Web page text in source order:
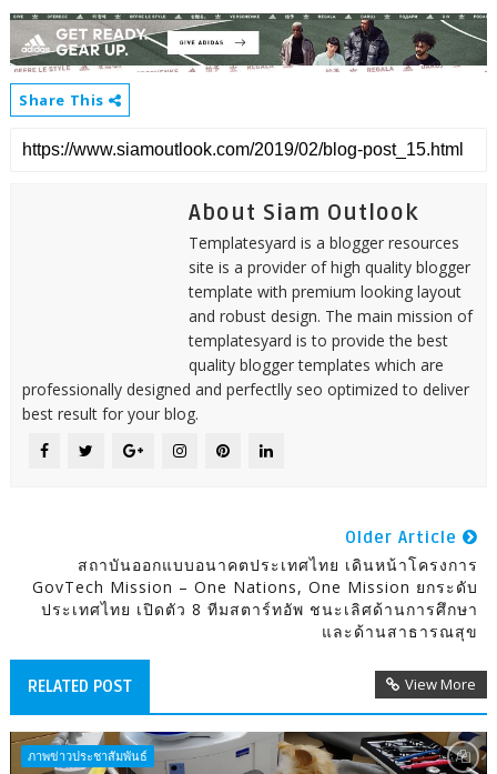
Share This
About Siam Outlook
Templatesyard is a blogger resources
site is a provider of high quality blogger
template with premium looking layout
and robust design. The main mission of
templatesyard is to provide the best
quality blogger templates which are
professionally designed and perfectlly seo optimized to deliver
best result for your blog.
Older Article
สถาบันออกแบบอนาคตประเทศไทย เดินหน้าโครงการ
GovTech Mission – One Nations, One Mission ยกระดับ
ประเทศไทย เปิดตัว 8 ทีมสตาร์ทอัพ ชนะเลิศด้านการศึกษา
และด้านสาธารณสุข
RELATED POST View More
ภาพข่าวประชาสัมพันธ์